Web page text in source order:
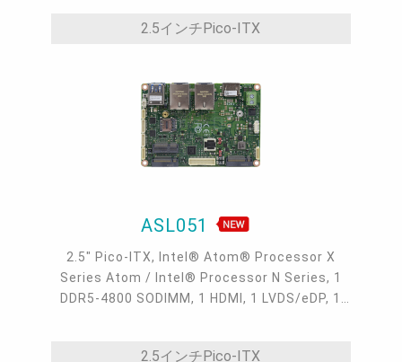
2.5インチPico-ITX
ASL051
2.5" Pico-ITX, Intel® Atom® Processor X
Series Atom / Intel® Processor N Series, 1
DDR5-4800 SODIMM, 1 HDMI, 1 LVDS/eDP, 1
2.5インチPico-ITX